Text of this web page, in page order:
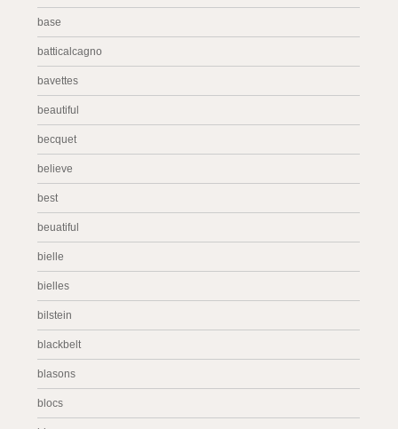
base
batticalcagno
bavettes
beautiful
becquet
believe
best
beuatiful
bielle
bielles
bilstein
blackbelt
blasons
blocs